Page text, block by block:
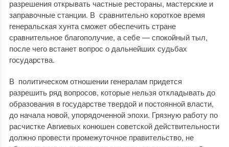
разрешения открывать частные рестораны, мастерские и
заправочные станции. В сравнительно короткое время
генеральская хунта сможет обеспечить стране
сравнительное благополучие, а себе — спокойный тыл,
после чего встанет вопрос о дальнейших судьбах
государства.
В политическом отношении генералам придется
разрешить ряд вопросов, которые нельзя откладывать до
образования в государстве твердой и постоянной власти,
до начала новой, упорядоченной эпохи. Грязную работу по
расчистке Авгиевых конюшен советской действительности
должно провести промежуточное правительство, не